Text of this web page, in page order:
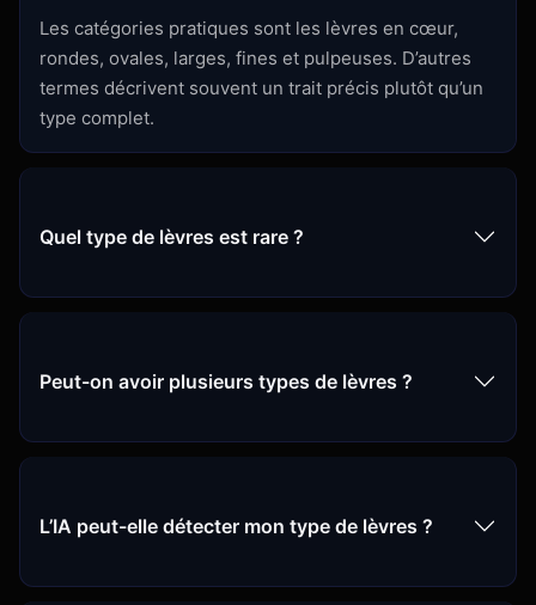
Les catégories pratiques sont les lèvres en cœur,
rondes, ovales, larges, fines et pulpeuses. D’autres
termes décrivent souvent un trait précis plutôt qu’un
type complet.
Quel type de lèvres est rare ?
Peut-on avoir plusieurs types de lèvres ?
L’IA peut-elle détecter mon type de lèvres ?